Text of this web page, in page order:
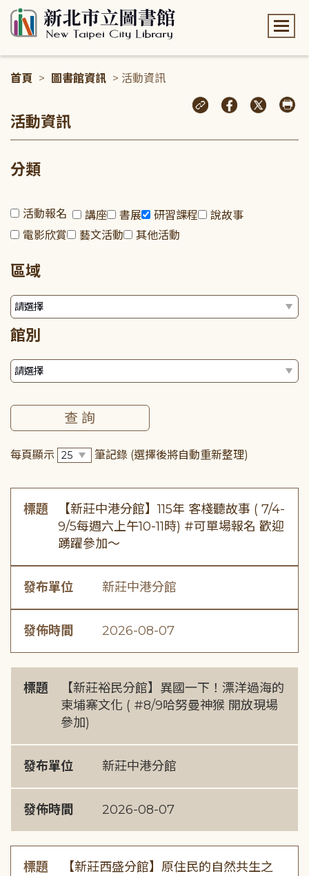
首頁 > 圖書館資訊 > 活動資訊
活動資訊
分類
活動報名 講座 書展 研習課程
說故事
電影欣賞
藝文活動 其他活動
區域
館別
每頁顯示 筆記錄 (選擇後將自動重新整理)
標題
【新莊中港分館】115年 客棧聽故事 ( 7/4-
9/5每週六上午10-11時) #可單場報名 歡迎
踴躍參加～
發布單位 新莊中港分館
發佈時間 2026-08-07
標題
【新莊裕民分館】異國一下！漂洋過海的
柬埔寨文化 ( #8/9哈努曼神猴 開放現場
參加)
發布單位 新莊中港分館
發佈時間 2026-08-07
標題
【新莊西盛分館】原住民的自然共生之